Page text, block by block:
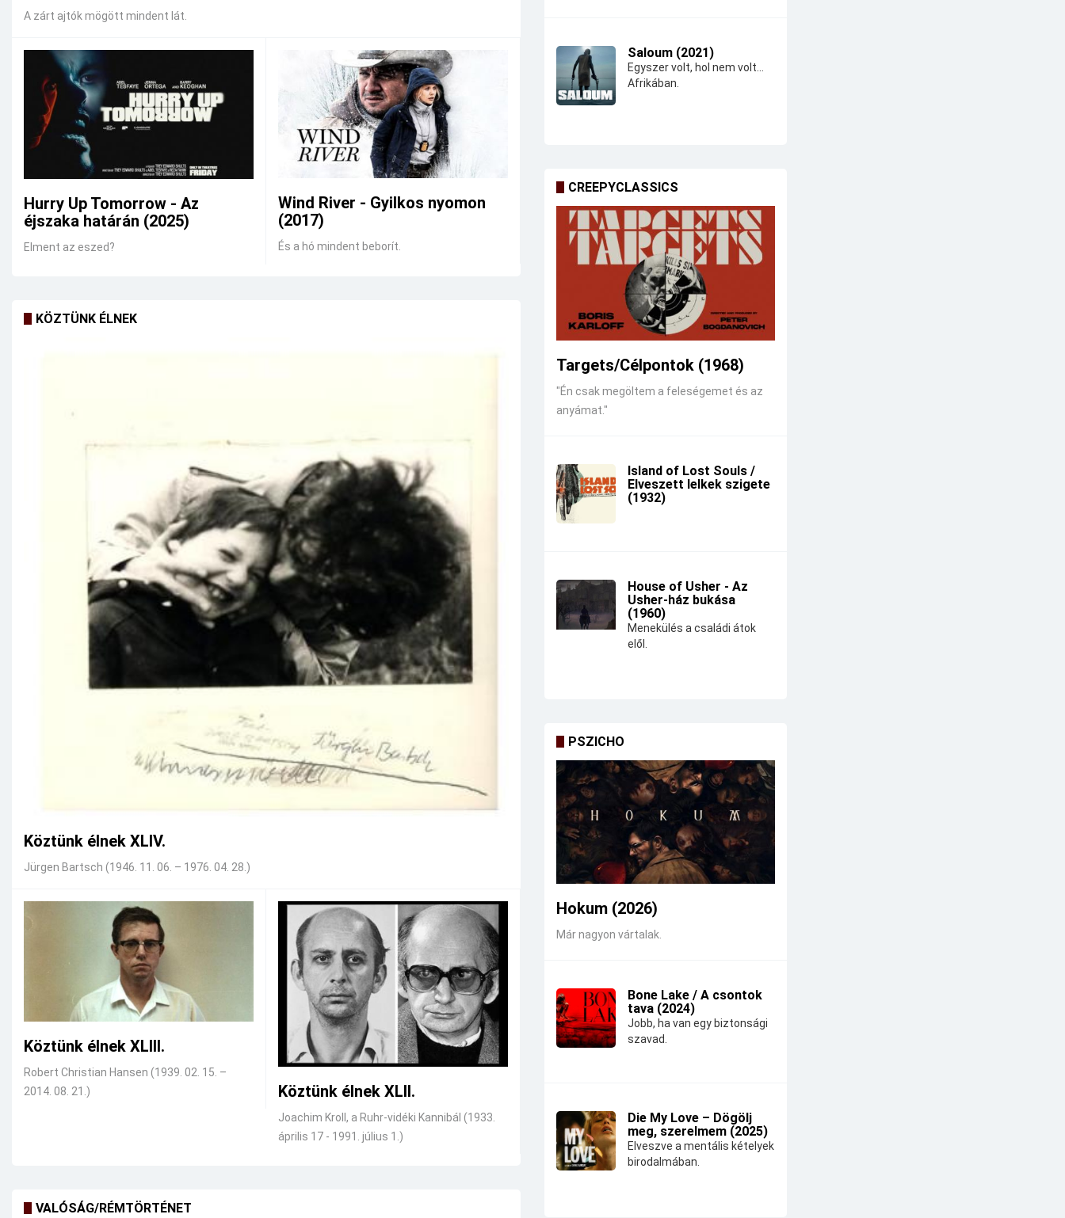
A zárt ajtók mögött mindent lát.
Hurry Up Tomorrow - Az
éjszaka határán (2025)
Elment az eszed?
Wind River - Gyilkos nyomon
(2017)
És a hó mindent beborít.
KÖZTÜNK ÉLNEK
Köztünk élnek XLIV.
Jürgen Bartsch (1946. 11. 06. – 1976. 04. 28.)
Köztünk élnek XLIII.
Robert Christian Hansen (1939. 02. 15. –
2014. 08. 21.)
Köztünk élnek XLII.
Joachim Kroll, a Ruhr-vidéki Kannibál (1933.
április 17 - 1991. július 1.)
VALÓSÁG/RÉMTÖRTÉNET
Saloum (2021)
Egyszer volt, hol nem volt...
Afrikában.
CREEPYCLASSICS
Targets/Célpontok (1968)
"Én csak megöltem a feleségemet és az
anyámat."
Island of Lost Souls /
Elveszett lelkek szigete
(1932)
House of Usher - Az
Usher-ház bukása
(1960)
Menekülés a családi átok
elől.
PSZICHO
Hokum (2026)
Már nagyon vártalak.
Bone Lake / A csontok
tava (2024)
Jobb, ha van egy biztonsági
szavad.
Die My Love – Dögölj
meg, szerelmem (2025)
Elveszve a mentális kételyek
birodalmában.